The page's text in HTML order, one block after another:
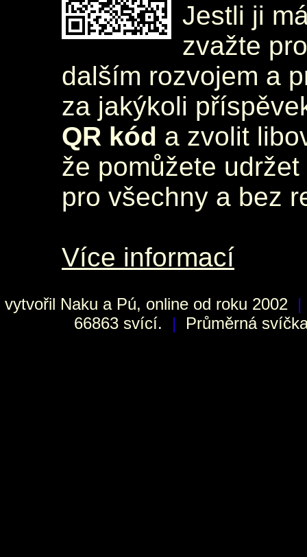
Jestli ji
zvažte
dalším rozvojem a
za jakýkoli
QR kód a zvolit
že pomůžete
pro všechny a bez
Více informací
vytvořil Naku a Pú, online od roku 2002 |
66863 svící.
| Průměrná